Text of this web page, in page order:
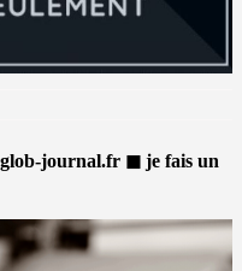
journal.fr ◼ je fais un